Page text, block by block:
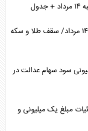
آخرین قیمت طلا و سکه امروز چهارشنبه ۱۴ مرداد/ سقف طلا و سکه
سهام عدالت ۱۴۰۵ | واریز ۳ میلیونی سود سهام عدالت در
جزئیات مبلغ یک میلیونی و